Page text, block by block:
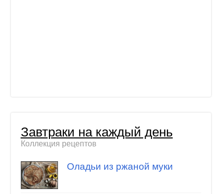
Завтраки на каждый день
Коллекция рецептов
Оладьи из ржаной муки